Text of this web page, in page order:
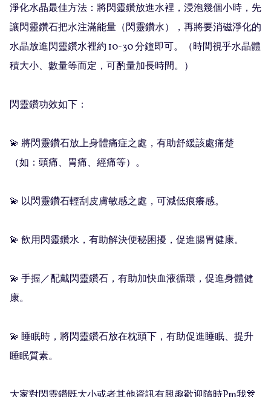
淨化水晶最佳方法：將閃靈鑽放進水裡，浸泡幾個小時，先
讓閃靈鑽石把水注滿能量（閃靈鑽水），再將要消磁淨化的
水晶放進閃靈鑽水裡約 10-30 分鐘即可。（時間視乎水晶體
積大小、數量等而定，可酌量加長時間。）
閃靈鑽功效如下：
💫 將閃靈鑽石放上身體痛症之處，有助舒緩該處痛楚
（如：頭痛、胃痛、經痛等）。
💫 以閃靈鑽石輕刮皮膚敏感之處，可減低痕癢感。
💫 飲用閃靈鑽水，有助解決便秘困擾，促進腸胃健康。
💫 手握／配戴閃靈鑽石，有助加快血液循環，促進身體健
康。
💫 睡眠時，將閃靈鑽石放在枕頭下，有助促進睡眠、提升
睡眠質素。